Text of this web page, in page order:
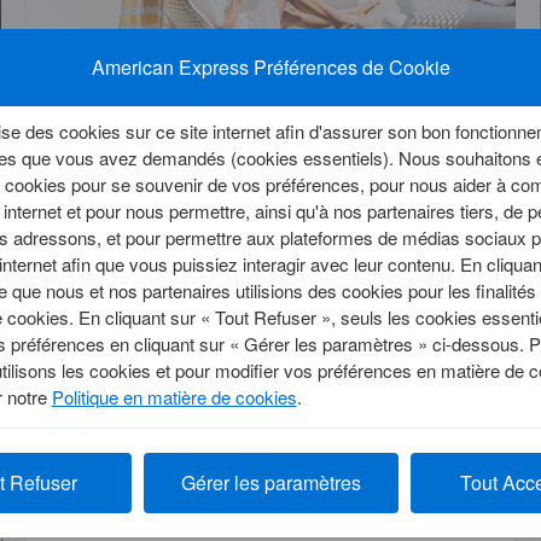
Assurances
de voyage
avant le
ASSURANCES
COMPLÉMENTAIRES
Assurances Complémentaires
Assurances Voyages
Assurances du Quotidien
Assurances Prévoyance
Protection Juridique
SUPPORT
Comment
Quelles
d’imprévus ?
Comment
Parrainage
Toutes les astuces
Détendez-vous, on s’occupe de tout !
Découvrez Platinum
Où utiliser votre Carte ?
Découvrez les adresses où vous faire plaisir avec votre
American Express Préférences de Cookie
des cookies sur ce site internet afin d'assurer son bon
que vous avez demandés (cookies essentiels). Nous souhaitons
pour se souvenir de vos préférences, pour nous aider à
et pour nous permettre, ainsi qu'à nos partenaires tiers, de
adressons, et pour permettre aux plateformes de médias sociaux
afin que vous puissiez interagir avec leur contenu. En
que nous et nos partenaires utilisions des cookies pour les
cookies. En cliquant sur « Tout Refuser », seuls les cookies
préférences en cliquant sur « Gérer les paramètres » ci-dessous.
les cookies et pour modifier vos préférences en matière de
notre Politique en matière de cookies.
Refuser Gérer les paramètres Tout